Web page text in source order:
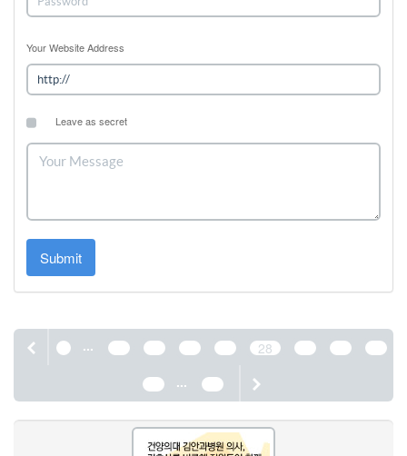
Your Website Address
Leave as secret
Submit
1 ... 24 25 26 27 28 29 30
31
32
... 44